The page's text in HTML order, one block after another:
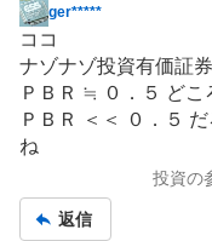
掲
示
板
記
事
ger*****
ココ
ナゾナゾ投資有価証
ＰＢＲ ≒ ０．５ どこ
ＰＢＲ ＜＜ ０．５ だ
ね
投資の
返信